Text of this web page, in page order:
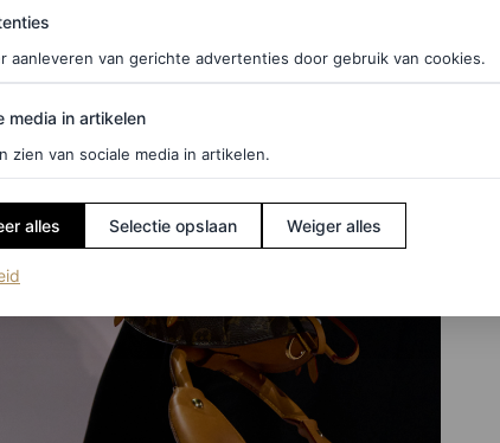
aanleveren van gerichte advertenties door gebruik van cookies.
in artikelen
media in artikelen
zien van sociale media in artikelen.
alles Selectie opslaan Weiger alles